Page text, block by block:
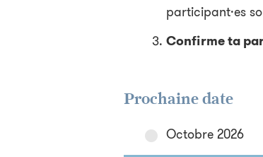
participant·es
Confirme ta
Prochaine date
Octobre 2026